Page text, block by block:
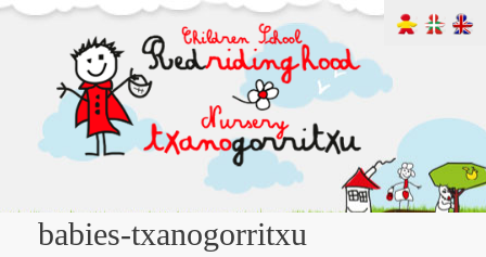
babies-txanogorritxu